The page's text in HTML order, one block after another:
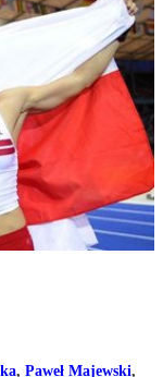
, Paweł Majewski,